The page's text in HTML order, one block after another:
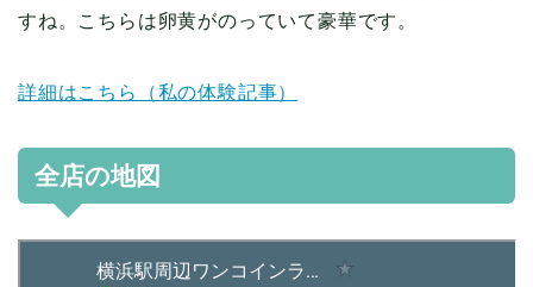
すね。こちらは卵黄がのっていて豪華です。
詳細はこちら（私の体験記事）
全店の地図